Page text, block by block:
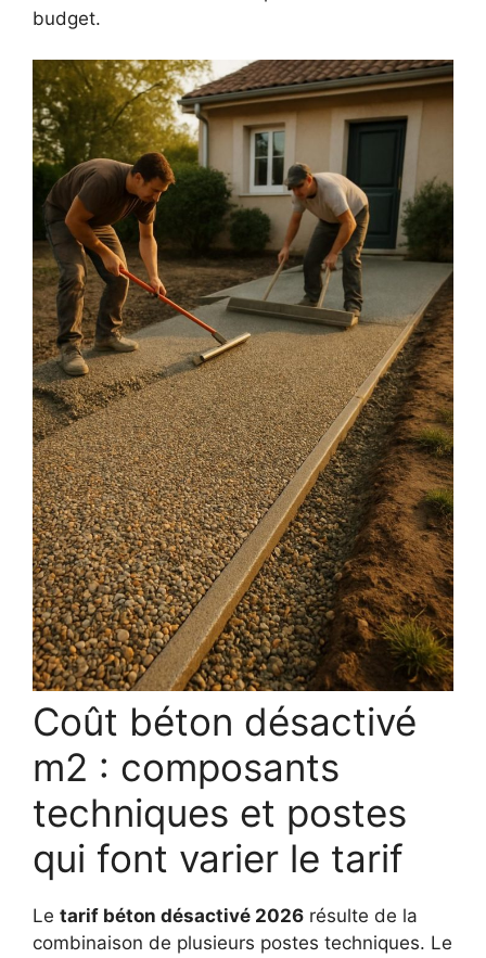
budget.
Coût béton désactivé
m2 : composants
techniques et postes
qui font varier le tarif
Le tarif béton désactivé 2026 résulte de la
combinaison de plusieurs postes techniques. Le